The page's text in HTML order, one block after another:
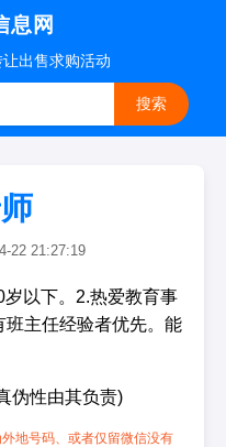
息网
出售求购活动
搜索
22 21:27:19
以下。2.热爱教育事
班主任经验者优先。能
伪性由其负责)
地号码、或者仅留微信没有